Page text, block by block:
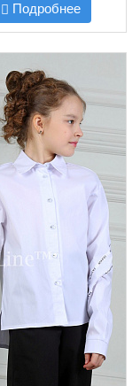
Подробнее